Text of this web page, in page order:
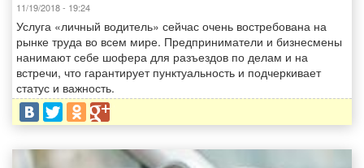
11/19/2018 - 19:24
Услуга «личный водитель» сейчас очень востребована на
рынке труда во всем мире. Предприниматели и бизнесмены
нанимают себе шофера для разъездов по делам и на
встречи, что гарантирует пунктуальность и подчеркивает
статус и важность.